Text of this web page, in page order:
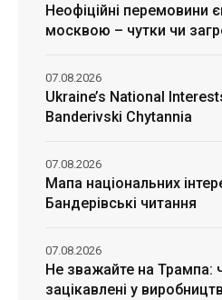
Неофіційні перемовини
москвою – чутки чи
Ukraine’s National
Banderivski Chytannia
07.08.2026
Мапа національних
Бандерівські читання
07.08.2026
Не зважайте на
зацікавлені у
07.08.2026